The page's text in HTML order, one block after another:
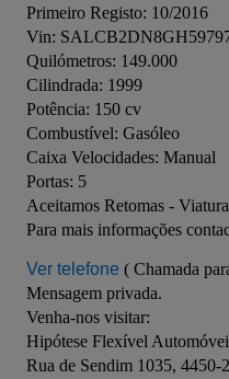
Primeiro Registo: 10/2016
Vin:
Quilómetros: 149.000
Cilindrada: 1999
Potência: 150 cv
Combustível: Gasóleo
Caixa Velocidades: Manual
Portas: 5
Aceitamos Retomas -
Ver telefone ( Chamada
Mensagem privada.
Venha-nos visitar:
Hipótese Flexível
Rua de Sendim 1035, 4450-